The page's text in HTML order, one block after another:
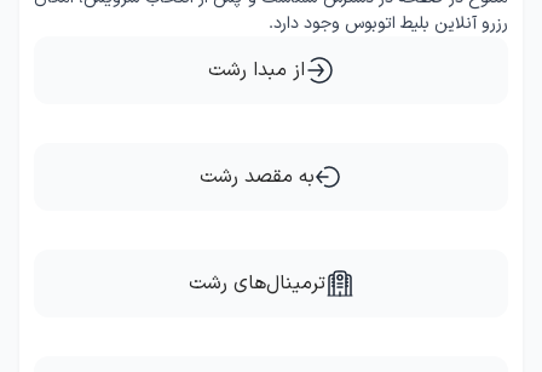
رزرو آنلاین بلیط اتوبوس وجود دارد.
از مبدا رشت
به مقصد رشت
ترمینال‌های رشت